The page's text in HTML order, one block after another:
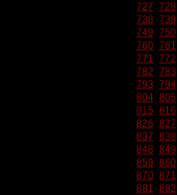
727 728
738 739
749 750
760 761
771 772
782 783
793 794
804 805
815 816
826 827
837 838
848 849
859 860
870 871
881 882